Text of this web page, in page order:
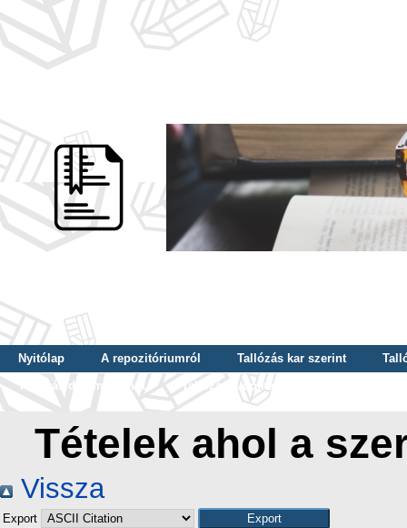
Nyitólap A repozitóriumról Tallózás kar szerint
Tallózás dátum szerint
Tallózás tudományterület szerint
Tételek ahol a
Vissza
Export